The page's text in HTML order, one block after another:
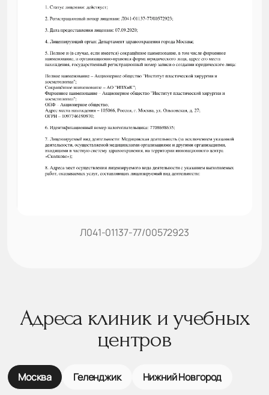
Л041-01137-77/00572923
Адреса клиник и учебных
центров
Москва Геленджик Нижний Новгород